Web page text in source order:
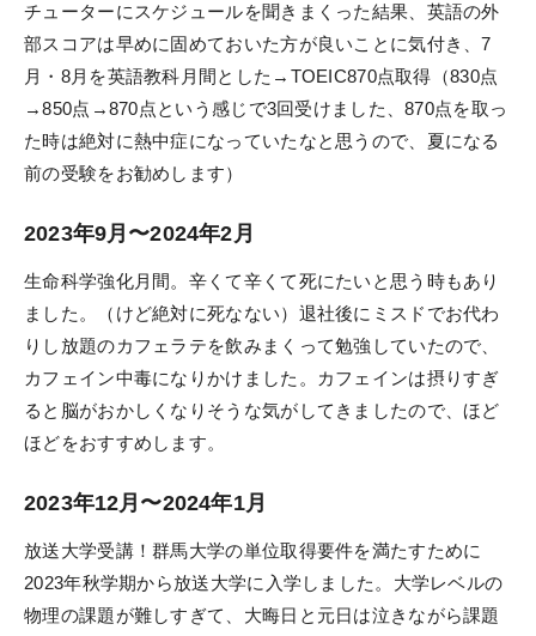
チューターにスケジュールを聞きまくった結果、英語の外
部スコアは早めに固めておいた方が良いことに気付き、7
月・8月を英語教科月間とした→TOEIC870点取得（830点
→850点→870点という感じで3回受けました、870点を取っ
た時は絶対に熱中症になっていたなと思うので、夏になる
前の受験をお勧めします）
2023年9月〜2024年2月
生命科学強化月間。辛くて辛くて死にたいと思う時もあり
ました。（けど絶対に死なない）退社後にミスドでお代わ
りし放題のカフェラテを飲みまくって勉強していたので、
カフェイン中毒になりかけました。カフェインは摂りすぎ
ると脳がおかしくなりそうな気がしてきましたので、ほど
ほどをおすすめします。
2023年12月〜2024年1月
放送大学受講！群馬大学の単位取得要件を満たすために
2023年秋学期から放送大学に入学しました。大学レベルの
物理の課題が難しすぎて、大晦日と元日は泣きながら課題